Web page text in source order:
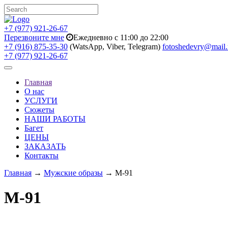
+7 (977) 921-26-67
Перезвоните мне
Ежедневно с 11:00 до 22:00
+7 (916) 875-35-30 (WatsApp, Viber, Telegram)
+7 (977) 921-26-67
Toggle
navigationГлавная
О нас
УСЛУГИ
Сюжеты
НАШИ РАБОТЫ
Багет
ЦЕНЫ
ЗАКАЗАТЬ
Контакты
Главная → Мужские образы → M-91
M-91